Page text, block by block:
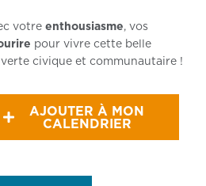
votre enthousiasme, vos
pour vivre cette belle
civique et communautaire !
AJOUTER À MON
CALENDRIER